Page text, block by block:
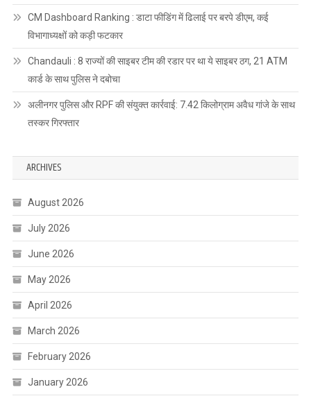
CM Dashboard Ranking : डाटा फीडिंग में ढिलाई पर बरपे डीएम, कई
विभागाध्यक्षों को कड़ी फटकार
Chandauli : 8 राज्यों की साइबर टीम की रडार पर था ये साइबर ठग, 21 ATM
कार्ड के साथ पुलिस ने दबोचा
अलीनगर पुलिस और RPF की संयुक्त कार्रवाई: 7.42 किलोग्राम अवैध गांजे के साथ
तस्कर गिरफ्तार
ARCHIVES
August 2026
July 2026
June 2026
May 2026
April 2026
March 2026
February 2026
January 2026